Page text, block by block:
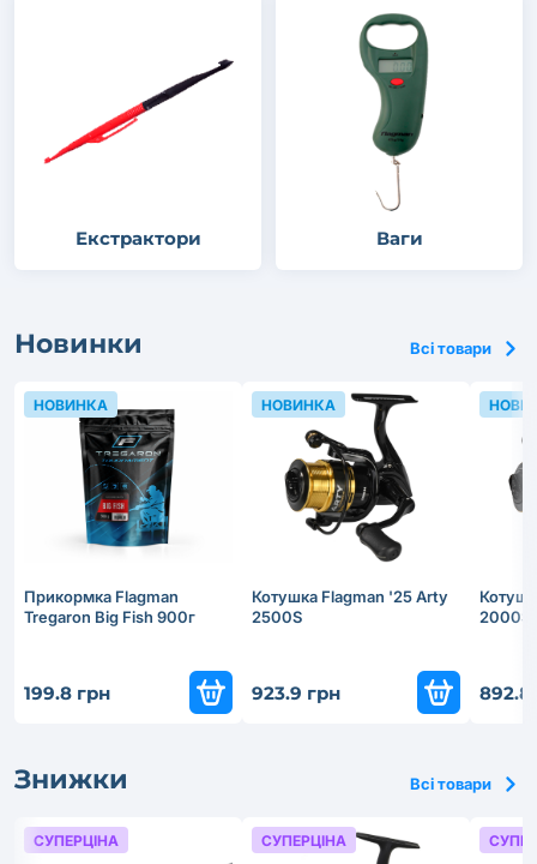
Екстрактори Ваги
Новинки Всі товари
Прикормка Flagman
Tregaron Big Fish 900г
199.8 грн
НОВИНКА
Котушка Flagman '25 Arty
2500S
923.9 грн
НОВИНКА
2000S
892.8
Знижки Всі товари
СУПЕРЦІНА СУПЕРЦІНА